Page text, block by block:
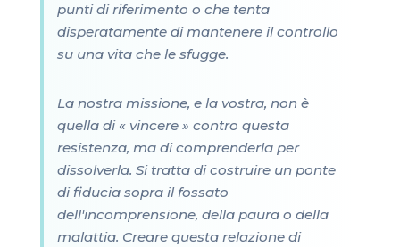
punti di riferimento o che tenta
disperatamente di mantenere il controllo
su una vita che le sfugge.
La nostra missione, e la vostra, non è
quella di « vincere » contro questa
resistenza, ma di comprenderla per
dissolverla. Si tratta di costruire un ponte
di fiducia sopra il fossato
dell'incomprensione, della paura o della
malattia. Creare questa relazione di